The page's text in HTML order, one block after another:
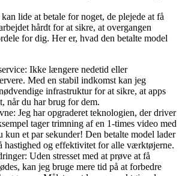
lide at betale for noget, de plejede at få
hårdt for at sikre, at overgangen
for dig. Her er, hvad den betalte model
Ikke længere nedetid eller
Med en stabil indkomst kan jeg
infrastruktur for at sikre, at apps
når du har brug for dem.
Jeg har opgraderet teknologien, der driver
tager trimning af en 1-times video med
kun et par sekunder! Den betalte model lader
hastighed og effektivitet for alle værktøjerne.
Uden stresset med at prøve at få
kan jeg bruge mere tid på at forbedre